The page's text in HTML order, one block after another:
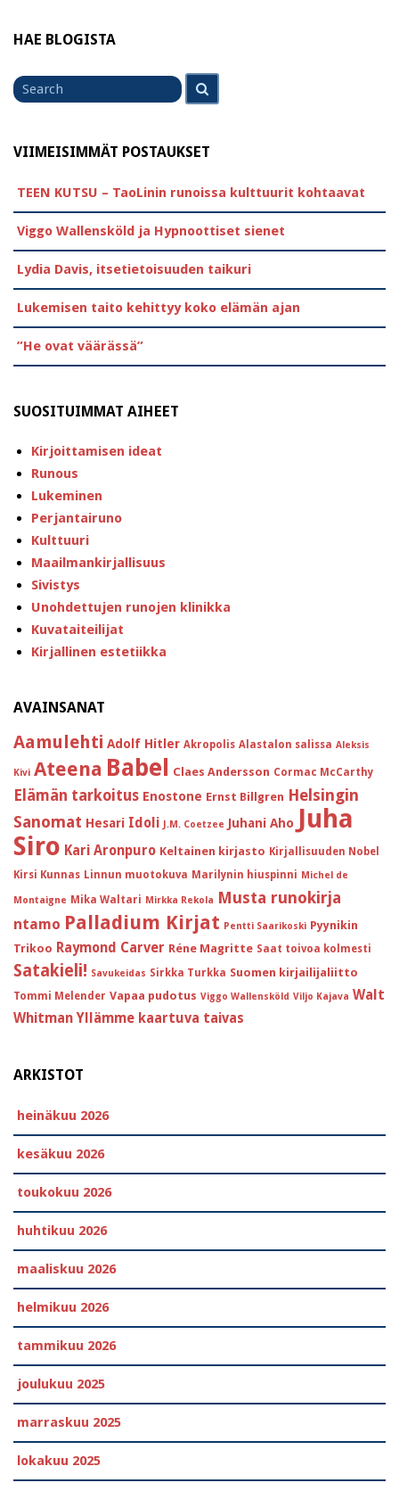
HAE BLOGISTA
Search
for
VIIMEISIMMÄT POSTAUKSET
TEEN KUTSU – TaoLinin runoissa kulttuurit kohtaavat
Viggo Wallensköld ja Hypnoottiset sienet
Lydia Davis, itsetietoisuuden taikuri
Lukemisen taito kehittyy koko elämän ajan
”He ovat väärässä”
SUOSITUIMMAT AIHEET
Kirjoittamisen ideat
Runous
Lukeminen
Perjantairuno
Kulttuuri
Maailmankirjallisuus
Sivistys
Unohdettujen runojen klinikka
Kuvataiteilijat
Kirjallinen estetiikka
AVAINSANAT
Aamulehti Adolf Hitler Akropolis Alastalon salissa Aleksis
Kivi Ateena Babel Claes Andersson Cormac McCarthy
Elämän tarkoitus Enostone Ernst Billgren Helsingin
Sanomat Hesari Idoli J.M. Coetzee Juhani Aho Juha
Siro Kari Aronpuro Keltainen kirjasto Kirjallisuuden Nobel
Kirsi Kunnas Linnun muotokuva Marilynin hiuspinni Michel de
Montaigne Mika Waltari Mirkka Rekola Musta runokirja
ntamo Palladium Kirjat Pentti Saarikoski Pyynikin
Trikoo Raymond Carver Réne Magritte Saat toivoa kolmesti
Satakieli! Savukeidas Sirkka Turkka Suomen kirjailijaliitto
Tommi Melender Vapaa pudotus Viggo Wallensköld Viljo Kajava Walt
Whitman Yllämme kaartuva taivas
ARKISTOT
heinäkuu 2026
kesäkuu 2026
toukokuu 2026
huhtikuu 2026
maaliskuu 2026
helmikuu 2026
tammikuu 2026
joulukuu 2025
marraskuu 2025
lokakuu 2025